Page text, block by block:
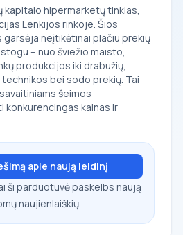
kapitalo hipermarketų tinklas,
Lenkijos rinkoje. Šios
neįtikėtinai plačiu prekių
– nuo šviežio maisto,
produkcijos iki drabužių,
bei sodo prekių. Tai
šeimos
konkurencingas kainas ir
apie naują leidinį
ši parduotuvė paskelbs naują
naujienlaiškių.